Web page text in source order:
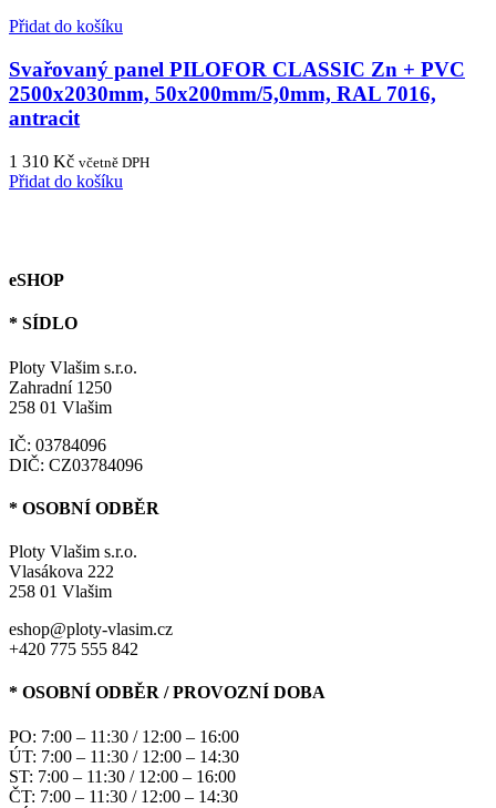
Přidat do košíku
Svařovaný panel PILOFOR CLASSIC Zn + PVC
2500x2030mm, 50x200mm/5,0mm, RAL 7016,
antracit
1 310 Kč včetně DPH
Přidat do košíku
eSHOP
* SÍDLO
Ploty Vlašim s.r.o.
Zahradní 1250
258 01 Vlašim
IČ: 03784096
DIČ: CZ03784096
* OSOBNÍ ODBĚR
Ploty Vlašim s.r.o.
Vlasákova 222
258 01 Vlašim
eshop@ploty-vlasim.cz
+420 775 555 842
* OSOBNÍ ODBĚR / PROVOZNÍ DOBA
PO: 7:00 – 11:30 / 12:00 – 16:00
ÚT: 7:00 – 11:30 / 12:00 – 14:30
ST: 7:00 – 11:30 / 12:00 – 16:00
ČT: 7:00 – 11:30 / 12:00 – 14:30